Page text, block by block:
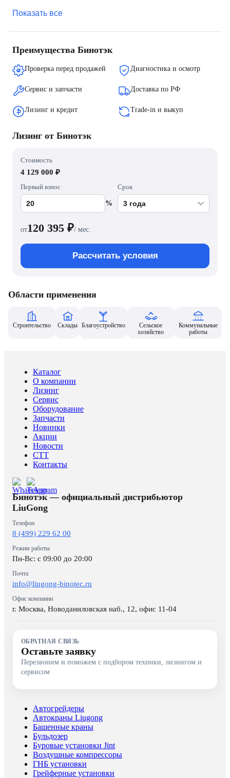
Показать все
Преимущества Бинотэк
Проверка перед продажей Диагностика и осмотр
Сервис и запчасти Доставка по РФ
Лизинг и кредит Trade-in и выкуп
Лизинг от Бинотэк
Стоимость
4 129 000 ₽
Первый взнос
%
Срок
от120 395 ₽/ мес.
Рассчитать условия
Области применения
Строительство Склады Благоустройство
Сельское
хозяйство
Коммунальные
работы
Каталог
О компании
Лизинг
Сервис
Оборудование
Запчасти
Новинки
Акции
Новости
CTT
Контакты
Бинотэк — официальный дистрибьютор
LiuGong
Телефон
8 (499) 229 62 00
Режим работы
Пн-Вс: c 09:00 до 20:00
Почта
info@liugong-binotec.ru
Офис компании
г. Москва, Новоданиловская наб., 12, офис 11-04
ОБРАТНАЯ СВЯЗЬ
Оставьте заявку
Перезвоним и поможем с подбором техники, лизингом и
сервисом
Автогрейдеры
Автокраны Liugong
Башенные краны
Бульдозер
Буровые установки Jint
Воздушные компрессоры
ГНБ установки
Грейферные установки